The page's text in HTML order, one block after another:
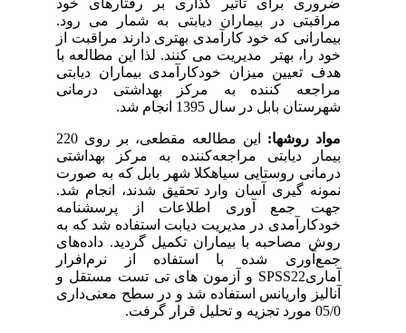
مراقبتی در بیماران دیابتی به شمار می رود.
بیمارانی که خود کارآمدی بهتری دارند مراقبت از
خود را، بهتر مدیریت می کنند. لذا این مطالعه با
هدف تعیین میزان خودکارآمدی بیماران دیابتی
مراجعه کننده به مرکز بهداشتی درمانی
شهرستان بابل در سال 1395 انجام شد.
مواد روش­ها:
این مطالعه مقطعی، بر روی 220
بیمار دیابتی مراجعه‌کننده به مرکز بهداشتی
درمانی روستایی سیاهکلا شهر بابل که به صورت
نمونه گیری آسان وارد تحقیق شدند، انجام شد.
جهت جمع آوری اطلاعات از پرسشنامه
خودکارآمدی در مدیریت دیابت استفاده شد که به
روش مصاحبه با بیماران تکمیل گردید. داده‌های
جمع‌آوری شده با استفاده از نرم‌افرار
آماریSPSS22و آزمون های تی تست مستقل و
آنالیز واریانس استفاده شد و در سطح معنی‌داری
05/0 مورد تجزیه و تحلیل قرار گرفت.